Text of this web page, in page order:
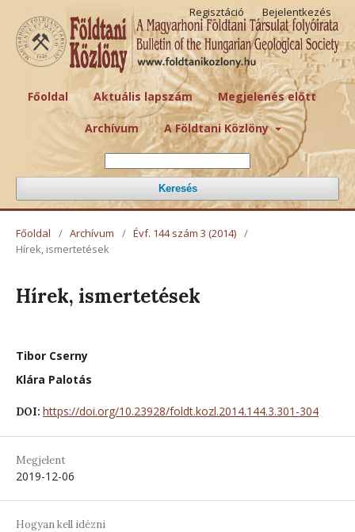
Főoldal Aktuális lapszám Megjelenés előtt
Archívum A Földtani Közlöny
Keresés
Regisztáció Bejelentkezés
Főoldal / Archívum / Évf. 144 szám 3 (2014) /
Hírek, ismertetések
Hírek, ismertetések
Tibor Cserny
Klára Palotás
DOI: https://doi.org/10.23928/foldt.kozl.2014.144.3.301-304
Megjelent
2019-12-06
Hogyan kell idézni